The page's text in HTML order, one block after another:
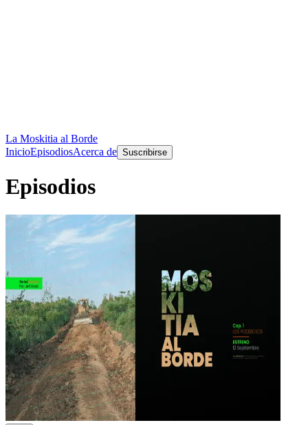
La Moskitia al Borde
InicioEpisodiosAcerca de Suscribirse
Episodios